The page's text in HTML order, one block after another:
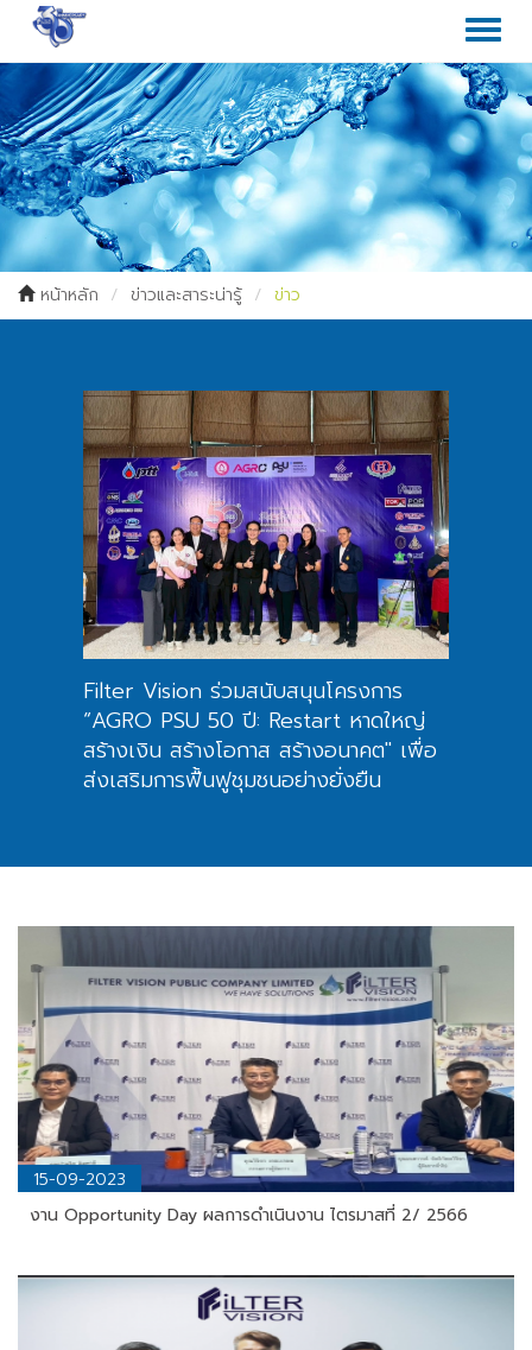
หน้าหลัก ข่าวและสาระน่ารู้ ข่าว
Filter Vision ร่วมสนับสนุนโครงการ
“AGRO PSU 50 ปี: Restart หาดใหญ่
สร้างเงิน สร้างโอกาส สร้างอนาคต" เพื่อ
ส่งเสริมการฟื้นฟูชุมชนอย่างยั่งยืน
15-09-2023
งาน Opportunity Day ผลการดำเนินงาน ไตรมาสที่ 2/ 2566